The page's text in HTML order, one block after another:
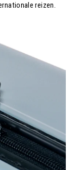
reizen.